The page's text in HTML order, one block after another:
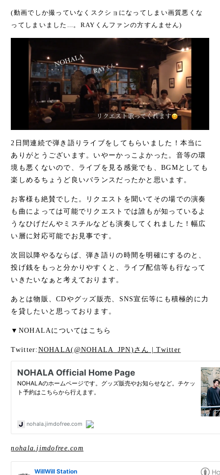
(動画でしか撮っていなくスクショになってしまい画質悪くな
ってしまいました...。RAYくんファンの方すんません)
2日間連続で弾き語りライブをしてもらいました！本当に
ありがとうございます。いやーかっこよかった。音等の環
境も悪くないので、ライブを見る感覚でも、BGMとしても
楽しめるちょうど良いバランスだったかと思います。
お客様も絶賛でした。リクエストを聞いてその場での演奏
も曲によっては可能でリクエストでは誰もが知っているよ
うなひげだんやミスチルなども演奏してくれました！幅広
い層に対応可能でお見事です。
次回以降やるならば、弾き語りの時間を明確にするのと、
投げ銭をもっと分かりやすくと、ライブ配信等も行なって
いきたいなぁと考えております。
あとは物販、CDやグッズ販売、SNS宣伝等にも積極的に力
を貸したいと思っております。
▼NOHALAについてはこちら
Twitter: NOHALA(@NOHALA_JPN)さん | Twitter
nohala.jimdofree.com